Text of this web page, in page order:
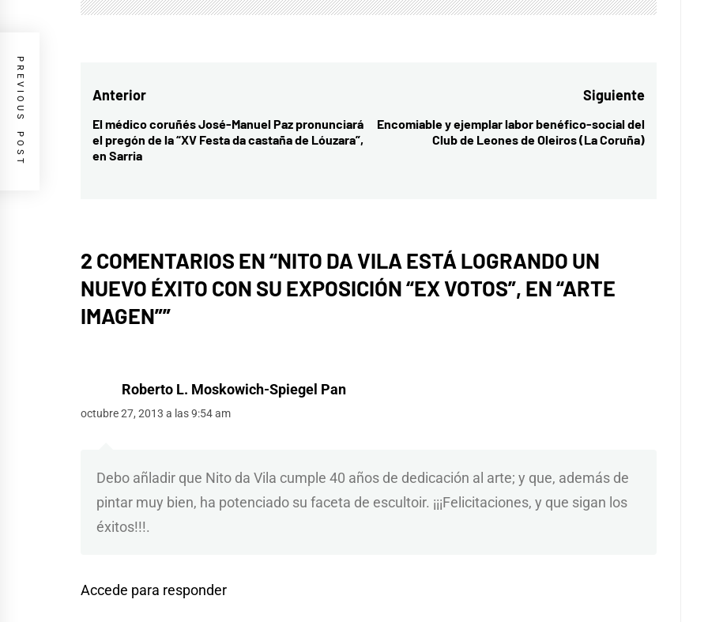
Navegación
de
entradas
Anterior
Entrada
anterior:
El médico coruñés José-Manuel Paz pronunciará
el pregón de la “XV Festa da castaña de Lóuzara”,
en Sarria
Siguiente
Entrada
siguiente:
Encomiable y ejemplar labor benéfico-social del
Club de Leones de Oleiros (La Coruña)
PREVIOUS POST
2 COMENTARIOS EN “NITO DA VILA ESTÁ LOGRANDO UN
NUEVO ÉXITO CON SU EXPOSICIÓN “EX VOTOS”, EN “ARTE
IMAGEN””
Roberto L. Moskowich-Spiegel Pan
octubre 27, 2013 a las 9:54 am
Debo añladir que Nito da Vila cumple 40 años de dedicación al arte; y que, además de
pintar muy bien, ha potenciado su faceta de escultoir. ¡¡¡Felicitaciones, y que sigan los
éxitos!!!.
Accede para responder